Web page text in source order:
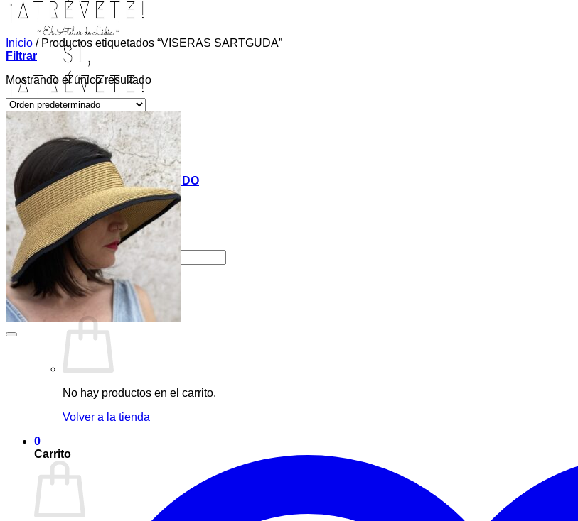
INICIO
TIENDA
MIS COSITAS POR EL MUNDO
EL COMIENZO
BLOG
PAGOS
CONTACTO
Buscar por:
Acceder / Registrarse
Carrito /0,00 € 0
No hay productos en el carrito.
Volver a la tienda
0
Carrito
Inicio /Productos etiquetados “VISERAS SARTGUDA”
Filtrar
Mostrando el único resultado